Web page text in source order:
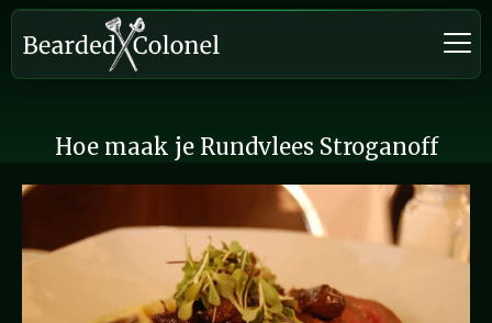
Hoe maak je Rundvlees Stroganoff